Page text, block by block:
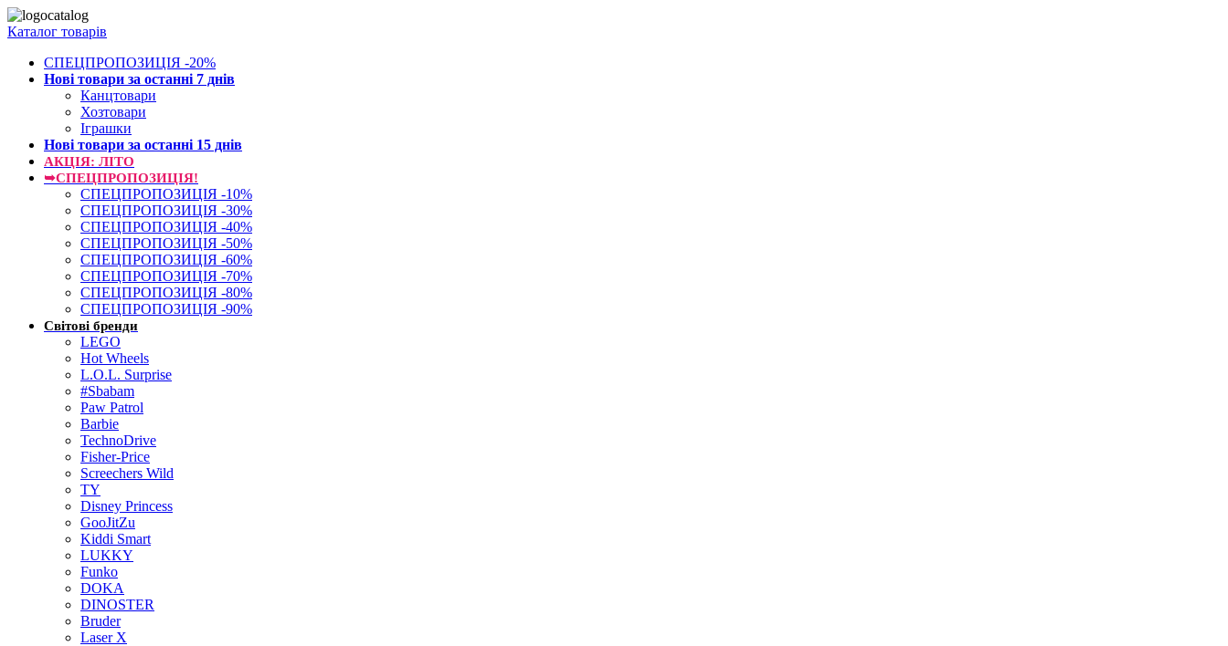
Каталог товарів
СПЕЦПРОПОЗИЦІЯ -20%
Нові товари за останнi 7 днiв
Канцтовари
Хозтовари
Іграшки
Нові товари за останнi 15 днiв
АКЦІЯ: ЛІТО
➥СПЕЦПРОПОЗИЦІЯ!
СПЕЦПРОПОЗИЦІЯ -10%
СПЕЦПРОПОЗИЦІЯ -30%
СПЕЦПРОПОЗИЦІЯ -40%
СПЕЦПРОПОЗИЦІЯ -50%
СПЕЦПРОПОЗИЦІЯ -60%
СПЕЦПРОПОЗИЦІЯ -70%
СПЕЦПРОПОЗИЦІЯ -80%
СПЕЦПРОПОЗИЦІЯ -90%
Світові бренди
LEGO
Hot Wheels
L.O.L. Surprise
#Sbabam
Paw Patrol
Barbie
TechnoDrive
Fisher-Price
Screechers Wild
TY
Disney Princess
GooJitZu
Kiddi Smart
LUKKY
Funko
DOKA
DINOSTER
Bruder
Laser X